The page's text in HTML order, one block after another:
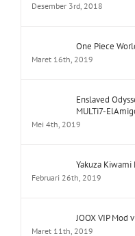
Desember 3rd, 2018
One Piece
Maret 16th, 2019
Enslaved
MULTi7-
Mei 4th, 2019
Yakuza Kiwami
Februari 26th, 2019
JOOX VIP Mod
Maret 11th, 2019